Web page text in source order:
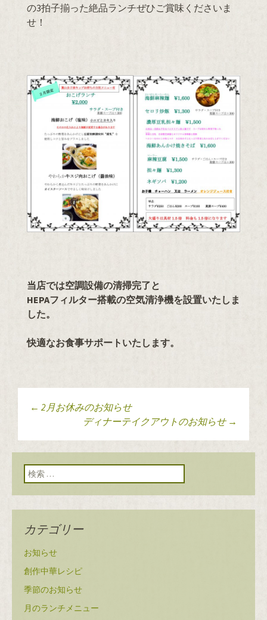
の3拍子揃った絶品ランチぜひご賞味くださいま
せ！
当店では空調設備の清掃完了と
HEPAフィルター搭載の空気清浄機を設置いたしま
した。
快適なお食事サポートいたします。
投稿ナビゲーショ
ン
← 2月お休みのお知らせ
ディナーテイクアウトのお知らせ →
検索:
カテゴリー
お知らせ
創作中華レシピ
季節のお知らせ
月のランチメニュー